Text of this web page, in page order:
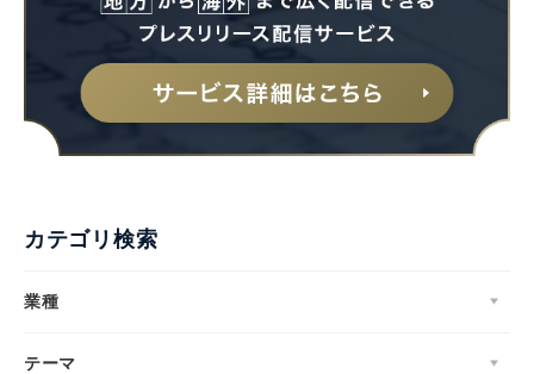
カテゴリ検索
業種
テーマ